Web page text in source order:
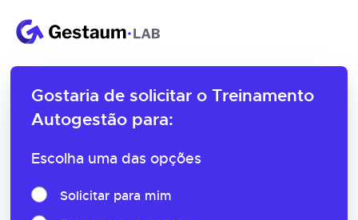
Gostaria de solicitar o Treinamento
Autogestão para:
Escolha uma das opções
Solicitar para mim